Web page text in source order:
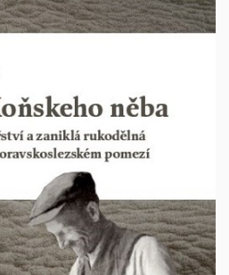
Tradiční řemenářství a
pomezí
Brno: Masarykova univerzita,
2024, 160 stran,
studie, sv. 30, I
80-280-0664-8
+ poštovné